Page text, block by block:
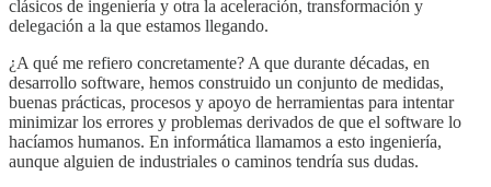
clásicos de ingeniería y otra la aceleración, transformación y
delegación a la que estamos llegando.
¿A qué me refiero concretamente? A que durante décadas, en
desarrollo software, hemos construido un conjunto de medidas,
buenas prácticas, procesos y apoyo de herramientas para intentar
minimizar los errores y problemas derivados de que el software lo
hacíamos humanos. En informática llamamos a esto ingeniería,
aunque alguien de industriales o caminos tendría sus dudas.